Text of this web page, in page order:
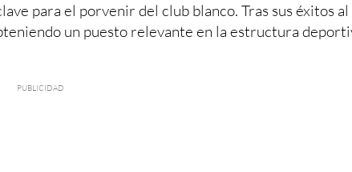
para el porvenir del club blanco. Tras sus éxitos al
un puesto relevante en la estructura